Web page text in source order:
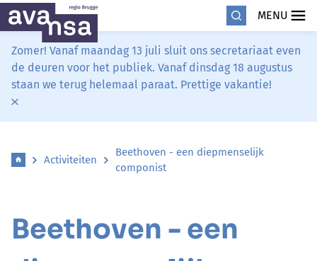
MENU
Zomer! Vanaf maandag 13 juli sluit ons secretariaat even
de deuren voor het publiek. Vanaf dinsdag 18 augustus
staan we terug helemaal paraat. Prettige vakantie!
Activiteiten
Beethoven - een diepmenselijk
componist
Beethoven - een